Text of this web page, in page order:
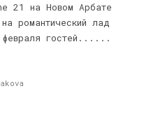
21 на Новом Арбате
романтический лад
февраля гостей......